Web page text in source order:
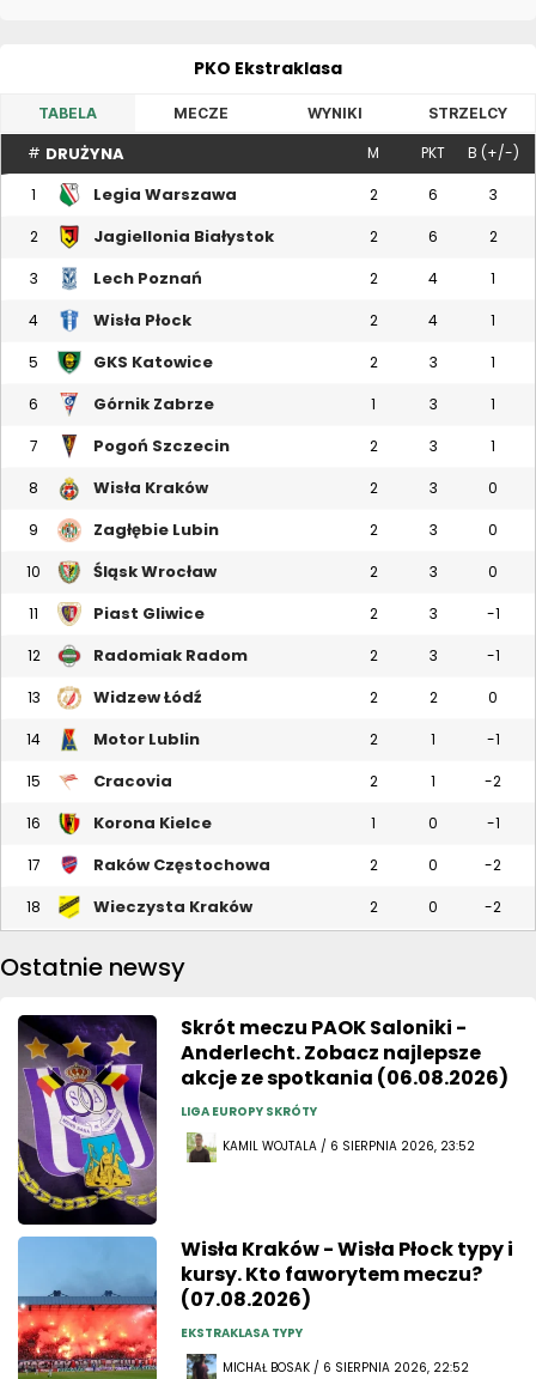
PKO Ekstraklasa
TABELA MECZE WYNIKI STRZELCY
# DRUŻYNA M PKT B (+/-)
1 Legia Warszawa 2 6 3
2 Jagiellonia Białystok 2 6 2
3 Lech Poznań 2 4 1
4 Wisła Płock 2 4 1
5 GKS Katowice 2 3 1
6 Górnik Zabrze 1 3 1
7 Pogoń Szczecin 2 3 1
8 Wisła Kraków 2 3 0
9 Zagłębie Lubin 2 3 0
10 Śląsk Wrocław 2 3 0
11 Piast Gliwice 2 3 -1
12 Radomiak Radom 2 3 -1
13 Widzew Łódź 2 2 0
14 Motor Lublin 2 1 -1
15 Cracovia 2 1 -2
16 Korona Kielce 1 0 -1
17 Raków Częstochowa 2 0 -2
18 Wieczysta Kraków 2 0 -2
Ostatnie newsy
Skrót meczu PAOK Saloniki -
Anderlecht. Zobacz najlepsze
akcje ze spotkania (06.08.2026)
LIGA EUROPY SKRÓTY
KAMIL WOJTALA / 6 SIERPNIA 2026, 23:52
Wisła Kraków - Wisła Płock typy i
kursy. Kto faworytem meczu?
(07.08.2026)
EKSTRAKLASA TYPY
MICHAŁ BOSAK / 6 SIERPNIA 2026, 22:52